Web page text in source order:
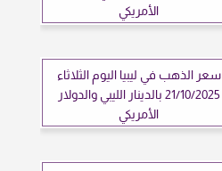
الأمريكي
سعر الذهب في ليبيا اليوم الثلاثاء
21/10/2025 بالدينار الليبي والدولار
الأمريكي